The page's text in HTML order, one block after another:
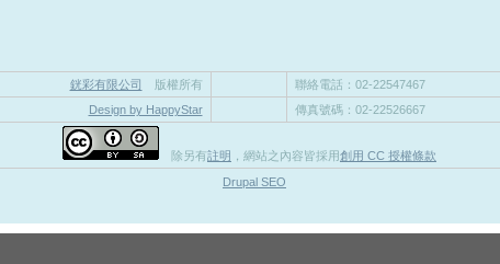
銧彩有限公司 版權所有
聯絡電話：02-22547467
Design by HappyStar
傳真號碼：02-22526667
除另有註明 ，網站之內容皆採用創用 CC 授權條款
Drupal SEO